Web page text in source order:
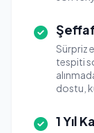
Sürpriz
tespiti
dostu,
1 Yıl